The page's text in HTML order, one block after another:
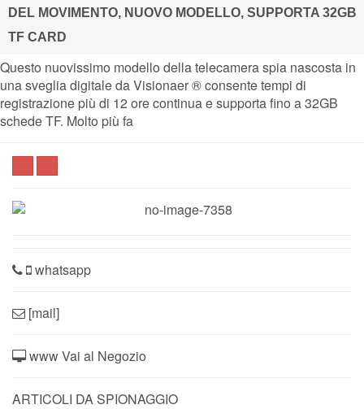
DEL MOVIMENTO, NUOVO MODELLO, SUPPORTA 32GB
TF CARD
Questo nuovissimo modello della telecamera spia nascosta in
una sveglia digitale da Visionaer ® consente tempi di
registrazione più di 12 ore continua e supporta fino a 32GB
schede TF. Molto più fa
whatsapp
[mail]
www Vai al Negozio
ARTICOLI DA SPIONAGGIO